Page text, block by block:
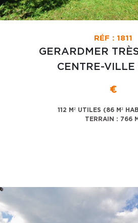
RÉF : 1811
GERARDMER
CENTRE-VILLE
€
112 M² UTILES (86 M²
TERRAIN : 766